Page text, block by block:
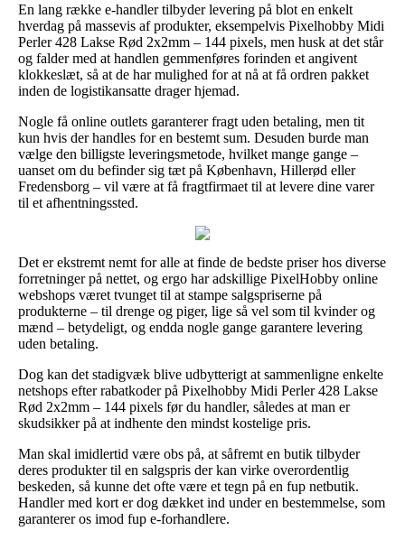
En lang række e-handler tilbyder levering på blot en enkelt
hverdag på massevis af produkter, eksempelvis Pixelhobby Midi
Perler 428 Lakse Rød 2x2mm – 144 pixels, men husk at det står
og falder med at handlen gemmenføres forinden et angivent
klokkeslæt, så at de har mulighed for at nå at få ordren pakket
inden de logistikansatte drager hjemad.
Nogle få online outlets garanterer fragt uden betaling, men tit
kun hvis der handles for en bestemt sum. Desuden burde man
vælge den billigste leveringsmetode, hvilket mange gange –
uanset om du befinder sig tæt på København, Hillerød eller
Fredensborg – vil være at få fragtfirmaet til at levere dine varer
til et afhentningssted.
Det er ekstremt nemt for alle at finde de bedste priser hos diverse
forretninger på nettet, og ergo har adskillige PixelHobby online
webshops været tvunget til at stampe salgspriserne på
produkterne – til drenge og piger, lige så vel som til kvinder og
mænd – betydeligt, og endda nogle gange garantere levering
uden betaling.
Dog kan det stadigvæk blive udbytterigt at sammenligne enkelte
netshops efter rabatkoder på Pixelhobby Midi Perler 428 Lakse
Rød 2x2mm – 144 pixels før du handler, således at man er
skudsikker på at indhente den mindst kostelige pris.
Man skal imidlertid være obs på, at såfremt en butik tilbyder
deres produkter til en salgspris der kan virke overordentlig
beskeden, så kunne det ofte være et tegn på en fup netbutik.
Handler med kort er dog dækket ind under en bestemmelse, som
garanterer os imod fup e-forhandlere.